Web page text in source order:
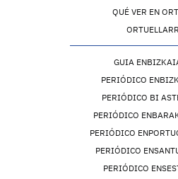
QUÉ VER EN
GUIA
PERIÓDICO
PERIÓDICO BI
PERIÓDICO
PERIÓDICO
PERIÓDICO
PERIÓDICO